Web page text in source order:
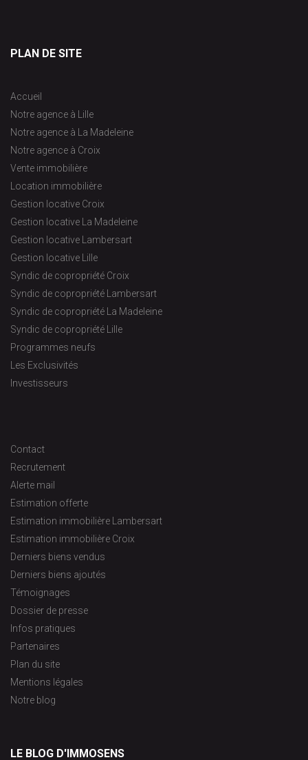
PLAN DE SITE
Accueil
Notre agence à Lille
Notre agence à La Madeleine
Notre agence à Croix
Vente immobilière
Location immobilière
Gestion locative Croix
Gestion locative La Madeleine
Gestion locative Lambersart
Gestion locative Lille
Syndic de copropriété Croix
Syndic de copropriété Lambersart
Syndic de copropriété La Madeleine
Syndic de copropriété Lille
Programmes neufs
Les Exclusivités
Investisseurs
Contact
Recrutement
Alerte mail
Estimation offerte
Estimation immobilière Lambersart
Estimation immobilière Croix
Derniers biens vendus
Derniers biens ajoutés
Témoignages
Dossier de presse
Infos pratiques
Partenaires
Plan du site
Mentions légales
Notre blog
LE BLOG D'IMMOSENS